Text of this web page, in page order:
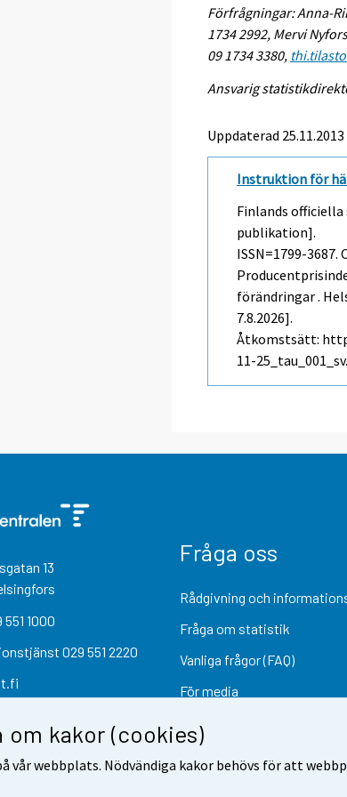
om kakor (cookies)
vår webbplats. Nödvändiga kakor behövs för att
Förfrågningar: Anna-
1734 2992, Mervi
09 1734 3380,
Ansvarig
Uppdaterad 25.11.2013
Instruktion för
Finlands
publikation].
ISSN=1799-3687.
förändringar .
7.8.2026].
Åtkomstsätt:
11-
13
551 1000
029 551 2220
Fråga oss
Rådgivning och
Fråga om statistik
Vanliga frågor (FAQ)
För media